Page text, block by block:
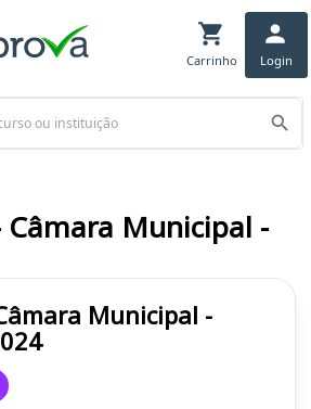
Carrinho Login
Municipal -
Câmara Municipal -